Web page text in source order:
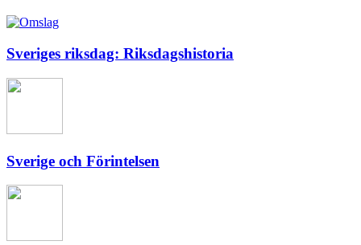
Sveriges riksdag: Riksdagshistoria
Sverige och Förintelsen